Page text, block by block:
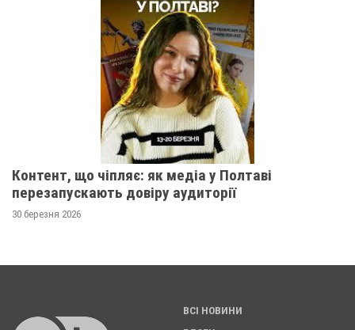
Контент, що чіпляє: як медіа у Полтаві
перезапускають довіру аудиторії
30 березня 2026
ВСІ НОВИНИ